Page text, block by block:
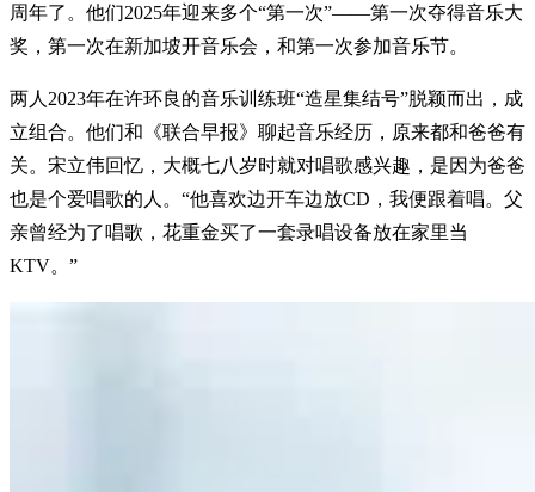
周年了。他们2025年迎来多个“第一次”——第一次夺得音乐大
奖，第一次在新加坡开音乐会，和第一次参加音乐节。
两人2023年在许环良的音乐训练班“造星集结号”脱颖而出，成
立组合。他们和《联合早报》聊起音乐经历，原来都和爸爸有
关。宋立伟回忆，大概七八岁时就对唱歌感兴趣，是因为爸爸
也是个爱唱歌的人。“他喜欢边开车边放CD，我便跟着唱。父
亲曾经为了唱歌，花重金买了一套录唱设备放在家里当
KTV。”